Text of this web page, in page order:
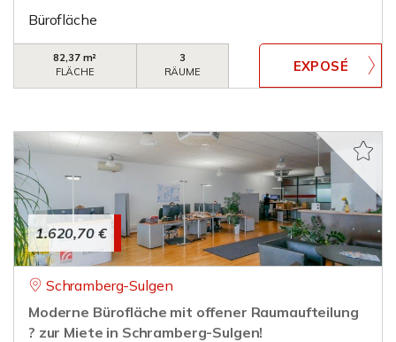
Bürofläche
82,37 m²
FLÄCHE
3
RÄUME
1.620,70 €
Schramberg-Sulgen
Moderne Bürofläche mit offener Raumaufteilung
? zur Miete in Schramberg-Sulgen!